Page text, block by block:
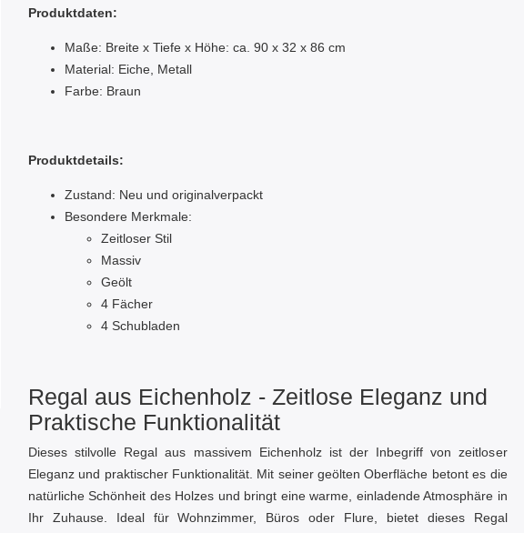
Produktdaten:
Maße: Breite x Tiefe x Höhe: ca. 90 x 32 x 86 cm
Material: Eiche, Metall
Farbe: Braun
Produktdetails:
Zustand: Neu und originalverpackt
Besondere Merkmale:
Zeitloser Stil
Massiv
Geölt
4 Fächer
4 Schubladen
Regal aus Eichenholz - Zeitlose Eleganz und
Praktische Funktionalität
Dieses stilvolle Regal aus massivem Eichenholz ist der Inbegriff von zeitloser
Eleganz und praktischer Funktionalität. Mit seiner geölten Oberfläche betont es die
natürliche Schönheit des Holzes und bringt eine warme, einladende Atmosphäre in
Ihr Zuhause. Ideal für Wohnzimmer, Büros oder Flure, bietet dieses Regal